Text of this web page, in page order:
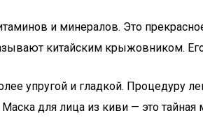
и минералов. Это
китайским крыжовником.
упругой и гладкой. Процедуру
для лица из киви — это